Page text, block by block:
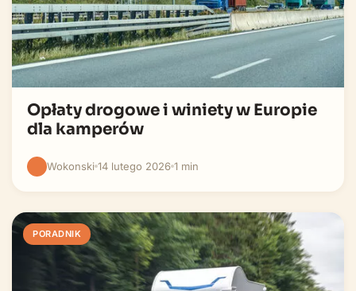
Opłaty drogowe i winiety w Europie
dla kamperów
Wokonski 14 lutego 2026 1 min
PORADNIK